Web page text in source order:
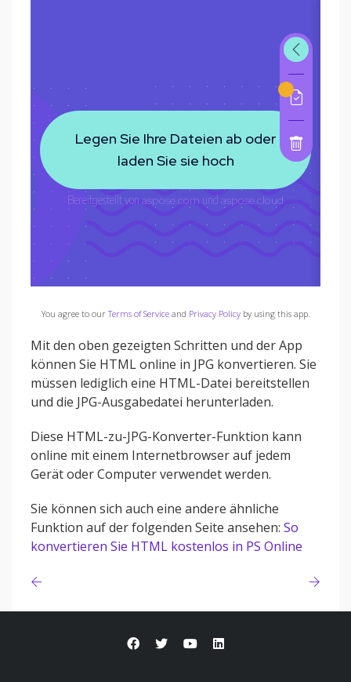
You agree to ourTerms of Serviceand Privacy Policyby using this app.
Mit den oben gezeigten Schritten und der App
können Sie HTML online in JPG konvertieren. Sie
müssen lediglich eine HTML-Datei bereitstellen
und die JPG-Ausgabedatei herunterladen.
Diese HTML-zu-JPG-Konverter-Funktion kann
online mit einem Internetbrowser auf jedem
Gerät oder Computer verwendet werden.
Sie können sich auch eine andere ähnliche
Funktion auf der folgenden Seite ansehen: So
konvertieren Sie HTML kostenlos in PS Online